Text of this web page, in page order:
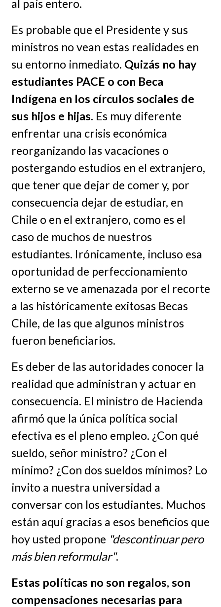
al país entero.
Es probable que el Presidente y sus
ministros no vean estas realidades en
su entorno inmediato. Quizás no hay
estudiantes PACE o con Beca
Indígena en los círculos sociales de
sus hijos e hijas. Es muy diferente
enfrentar una crisis económica
reorganizando las vacaciones o
postergando estudios en el extranjero,
que tener que dejar de comer y, por
consecuencia dejar de estudiar, en
Chile o en el extranjero, como es el
caso de muchos de nuestros
estudiantes. Irónicamente, incluso esa
oportunidad de perfeccionamiento
externo se ve amenazada por el recorte
a las históricamente exitosas Becas
Chile, de las que algunos ministros
fueron beneficiarios.
Es deber de las autoridades conocer la
realidad que administran y actuar en
consecuencia. El ministro de Hacienda
afirmó que la única política social
efectiva es el pleno empleo. ¿Con qué
sueldo, señor ministro? ¿Con el
mínimo? ¿Con dos sueldos mínimos? Lo
invito a nuestra universidad a
conversar con los estudiantes. Muchos
están aquí gracias a esos beneficios que
hoy usted propone "descontinuar pero
más bien reformular".
Estas políticas no son regalos, son
compensaciones necesarias para